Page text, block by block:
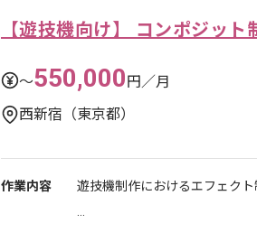
【遊技機向け】 コンポジット
〜550,000円／月
西新宿（東京都）
作業内容
遊技機制作におけるエフェク